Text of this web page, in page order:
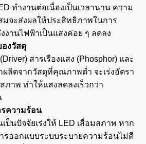
ทำงานต่อเนื่องเป็นเวลานาน ความ
มจะส่งผลให้ประสิทธิภาพในการ
งานไฟฟ้าเป็นแสงค่อย ๆ ลดลง
งวัสดุ
สารเรืองแสง (Phosphor) และ
ผลิตจากวัสดุที่คุณภาพต่ำ จะเร่งอัตรา
ภาพ ทำให้แสงลดลงเร็วกว่า
รความร้อน
ป็นปัจจัยเร่งให้ LED เสื่อมสภาพ หาก
รออกแบบระบบระบายความร้อนไม่ดี